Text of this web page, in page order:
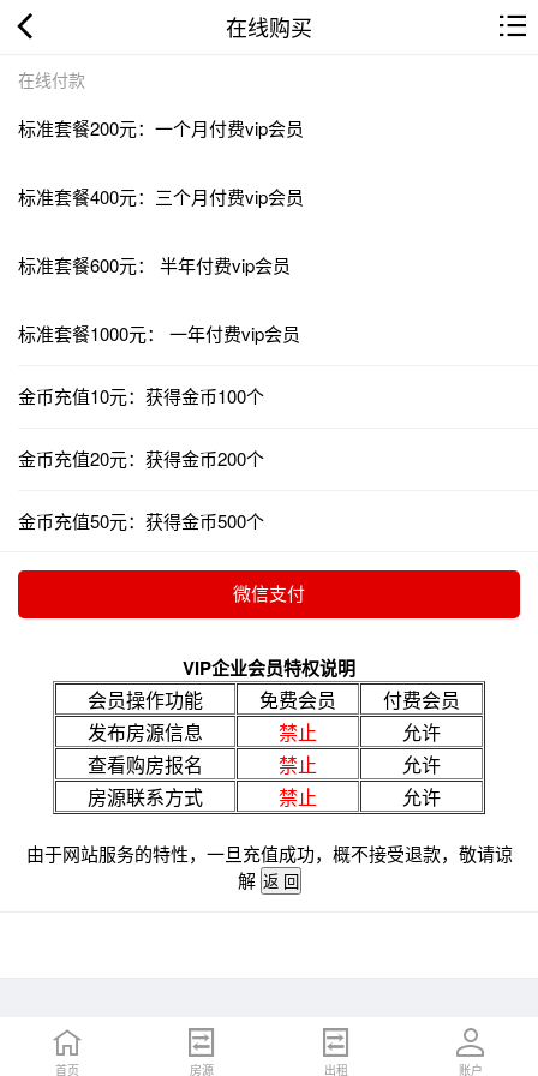
在线购买
在线付款
标准套餐200元：一个月付费vip会员
标准套餐400元：三个月付费vip会员
标准套餐600元： 半年付费vip会员
标准套餐1000元： 一年付费vip会员
金币充值10元：获得金币100个
金币充值20元：获得金币200个
金币充值50元：获得金币500个
VIP企业会员特权说明
会员操作功能 免费会员
付费会员
发布房源信息
禁止
允许
查看购房报名
禁止
允许
房源联系方式
禁止 允许
由于网站服务的特性，一旦充值成功，概不接受退款，敬请谅
解
首页 房源 出租 账户